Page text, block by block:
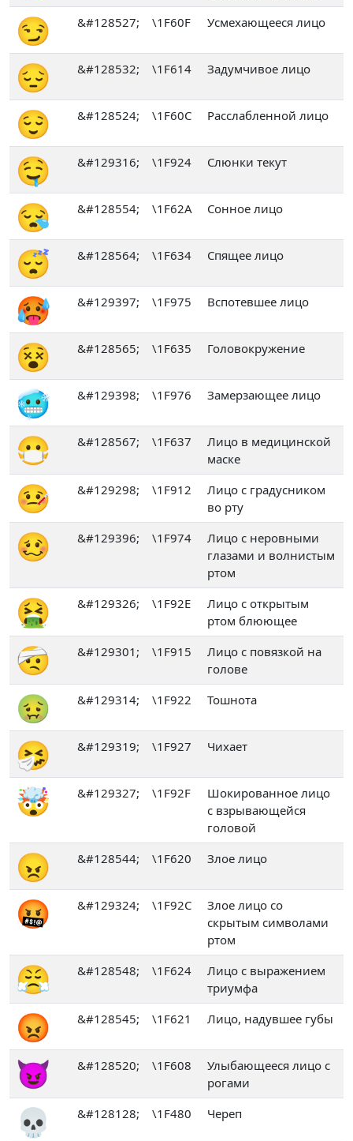
😏 &#128527; \1F60F Усмехающееся лицо
😔 &#128532; \1F614 Задумчивое лицо
😌 &#128524; \1F60C Расслабленной лицо
🤤 &#129316; \1F924 Слюнки текут
😪 &#128554; \1F62A Сонное лицо
😴 &#128564; \1F634 Спящее лицо
🥵 &#129397; \1F975 Вспотевшее лицо
😵 &#128565; \1F635 Головокружение
🥶 &#129398; \1F976 Замерзающее лицо
😷 &#128567; \1F637
Лицо в медицинской
маске
🤒 &#129298; \1F912
Лицо с градусником
во рту
🥴 &#129396; \1F974
Лицо с неровными
глазами и волнистым
ртом
🤮 &#129326; \1F92E
Лицо с открытым
ртом блюющее
🤕 &#129301; \1F915
Лицо с повязкой на
голове
🤢 &#129314; \1F922 Тошнота
🤧 &#129319; \1F927 Чихает
🤯 &#129327; \1F92F
Шокированное лицо
с взрывающейся
головой
😠 &#128544; \1F620 Злое лицо
🤬 &#129324; \1F92C
Злое лицо со
скрытым символами
ртом
😤 &#128548; \1F624
Лицо с выражением
триумфа
😡 &#128545; \1F621 Лицо, надувшее губы
😈 &#128520; \1F608
Улыбающееся лицо с
рогами
💀 &#128128; \1F480 Череп